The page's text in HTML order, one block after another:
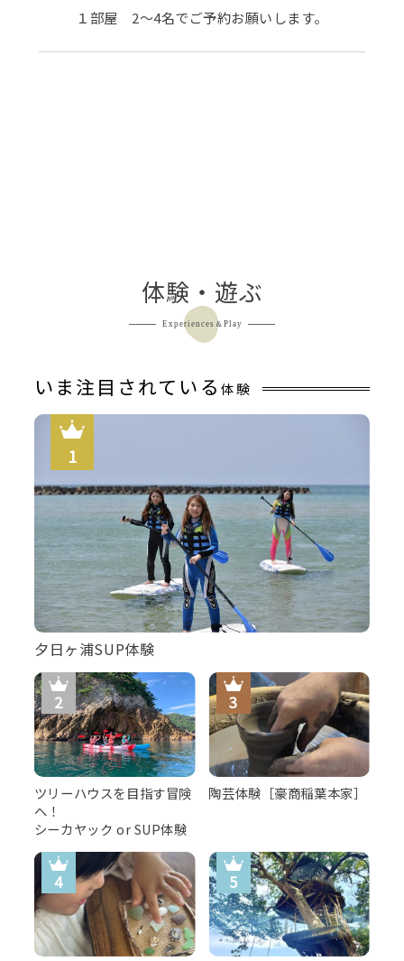
１部屋 2～4名でご予約お願いします。
体験・遊ぶ
Experiences＆Play
いま注目されている 体験
夕日ヶ浦SUP体験
ツリーハウスを目指す冒険
へ！
シーカヤック or SUP体験
陶芸体験［豪商稲葉本家］